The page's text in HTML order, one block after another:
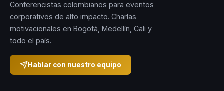
Conferencistas colombianos para eventos
corporativos de alto impacto. Charlas
motivacionales en Bogotá, Medellín, Cali y
todo el país.
Hablar con nuestro equipo